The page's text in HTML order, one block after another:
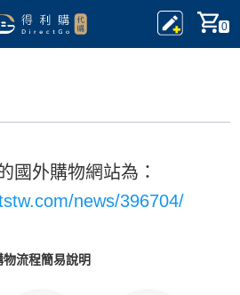
0
國外購物網站為：
news/396704/
物流程簡易說明